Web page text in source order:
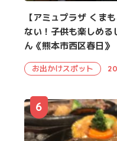
【アミュプラザ くま
ない！子供も楽しめる
ん《熊本市西区春日》
お出かけスポット
6